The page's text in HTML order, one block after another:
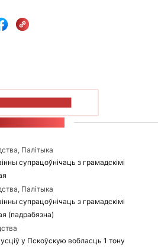
Палітыка
супрацоўнічаць з грамадскімі
Палітыка
супрацоўнічаць з грамадскімі
(падрабязна)
у Пскоўскую вобласць 1 тону